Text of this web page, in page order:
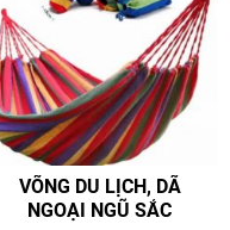
VÕNG DU LỊCH, DÃ
NGOẠI NGŨ SẮC